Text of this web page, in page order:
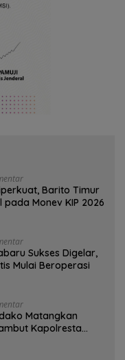
Barito Timur
pada Monev KIP 2026
Sukses Digelar,
Mulai Beroperasi
Matangkan
Kapolresta